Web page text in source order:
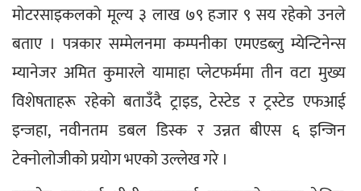
मोटरसाइकलको मूल्य ३ लाख ७९ हजार ९ सय रहेको उनले
बताए । पत्रकार सम्मेलनमा कम्पनीका एमएडब्लु म्येन्टिनेन्स
म्यानेजर अमित कुमारले यामाहा प्लेटफर्ममा तीन वटा मुख्य
विशेषताहरू रहेको बताउँदै ट्राइड, टेस्टेड र ट्रस्टेड एफआई
इन्जहा, नवीनतम डबल डिस्क र उन्नत बीएस ६ इन्जिन
टेक्नोलोजीको प्रयोग भएको उल्लेख गरे ।